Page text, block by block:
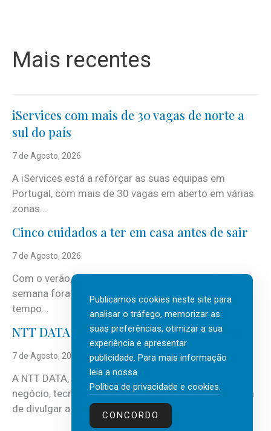
Mais recentes
iServices com mais de 30 vagas de norte a
sul do país
7 de Agosto, 2026
A iServices está a reforçar as suas equipas em
Portugal, com mais de 30 vagas em aberto em várias
zonas...
Cinco cuidados a ter em casa antes de sair
7 de Agosto, 2026
Com o verão, chegam também as férias, os fins-de-
semana fora e os dias em que a casa fica mais
tempo...
NTT DATA Insurtech Global Outlook 2026
7 de Agosto, 2026
A NTT DATA, consultora global em serviços de
negócio, tecnologia e inteligência artificial (IA), acaba
de divulgar a mais recente...
Publicamos cookies neste site para
analisar o tráfego, memorizar as
suas preferências, otimizar a sua
experiência e apresentar
publicidade. Para mais informação
leia a nossa
Política de privacidade e cookies.
CONCORDO